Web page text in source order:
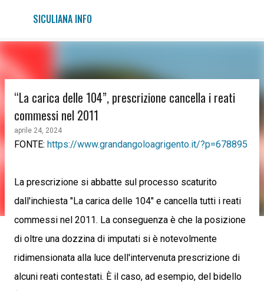
Passa ai contenuti principali
SICULIANA INFO
“La carica delle 104”, prescrizione cancella i reati
commessi nel 2011
aprile 24, 2024
FONTE: https://www.grandangoloagrigento.it/?p=678895
La prescrizione si abbatte sul processo scaturito
dall'inchiesta "La carica delle 104" e cancella tutti i reati
commessi nel 2011. La conseguenza è che la posizione
di oltre una dozzina di imputati si è notevolmente
ridimensionata alla luce dell'intervenuta prescrizione di
alcuni reati contestati. È il caso, ad esempio, del bidello